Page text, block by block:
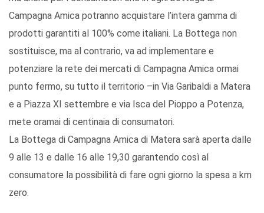
Campagna Amica potranno acquistare l’intera gamma di
prodotti garantiti al 100% come italiani. La Bottega non
sostituisce, ma al contrario, va ad implementare e
potenziare la rete dei mercati di Campagna Amica ormai
punto fermo, su tutto il territorio –in Via Garibaldi a Matera
e a Piazza XI settembre e via Isca del Pioppo a Potenza,
mete oramai di centinaia di consumatori.
La Bottega di Campagna Amica di Matera sarà aperta dalle
9 alle 13 e dalle 16 alle 19,30 garantendo così al
consumatore la possibilità di fare ogni giorno la spesa a km
zero.